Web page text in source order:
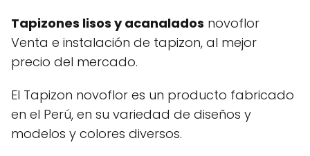
Tapizones lisos y acanalados novoflor
Venta e instalación de tapizon, al mejor
precio del mercado.
El Tapizon novoflor es un producto fabricado
en el Perú, en su variedad de diseños y
modelos y colores diversos.